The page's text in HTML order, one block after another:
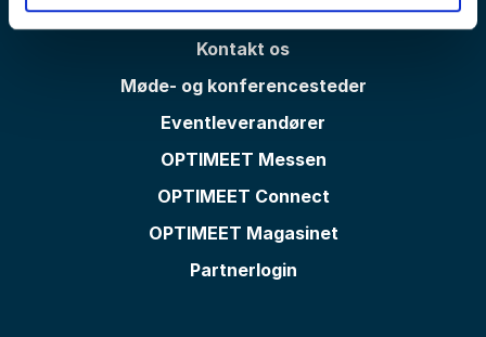
Om os
Kontakt os
Møde- og konferencesteder
Eventleverandører
OPTIMEET Messen
OPTIMEET Connect
OPTIMEET Magasinet
Partnerlogin